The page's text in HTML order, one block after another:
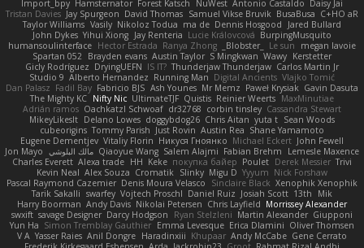
Import_bpy Hamsternator Forest Katsch NuWest Antonio Castaldo Daisy Jai
Tristan Davies Jay Spurgeon David Thomas Samuel Vikse Bruvik BusaBusa C+HO aR
Taylor Williams Vasily Nikoloz Todua ma de Dennis Hosgood
Jared Bullard
John Dykes Yihui Xiong Jay Renteria Lucie Královcová BurpingMusquito
humansoulinterface Hector Estrada Ranya Zhong _Blobster_ Le sun
megan lavoie
Spartan 052 Brayden evans Austin Taylor S Mingkwan Wawy Kerstetter
Gicly Rodríguez DryingUEFN IS IT? Thunderjaw Thunderjaw Carlos Martin Jr
Studio 9 Alberto Hernandez Running Man Digital Ancients Vlajko Tomić
Dan Palasz Fadil Bay Fabricio BJS Ash Younes Mr Memz Paweł Krysiak Gavin Dasuta
The Mighty KC Nifty Nic UltimateTJF Quistis Reinier Weerts MaxMinutiae
Adrián ramos Oachkatzl Schwoaf dr32768 corbin tinsley Cassandra Stewart
MikeyLikesIt Delano Lowes doggybdog26 Chris Aitan yuta t Sean Woods
cubeorigins Tommy Parish Just Rovin Austin Rea Shane Yamamoto
Eugene Dementjev Vitaliy Florin Никуся Гноянко Michael Eckert John Fewell
Jon Mayo مالك البلوشي Qiaoyue Wang Salem Alajmi Fabian Brehm
Lemesle Maxence
Charles Everett Alexa trade HH Keke покупка байер Poulet Derek Messier Trivi
Kevin Neal Alex Souza Cromatik Slinky Migu D Yyyum Nick Forshaw
Pascal Raymond Cazemier Denis Moura Velasco Sinclaire Black Xenophik Xenophik
Tarik Sakalli swarfey Vojtech Proschl Daniel Ruiz Josiah Scott 13th
Mik
Harry Boorman Andy Davis Nikolai Petersen Chris Layfield Morrissey Alexander
swxift savage Designer Darcy Hodgson Ryan Stelzleni Martin Alexander Giupponi
Yun Ha Simon Tremblay Gauthier Emma Levesque Erica Dlamini Oliver Thomsen
V A Yasser Raies Anil Dongre Haradinxiii Khupaar Andy McCabe Gene Cerrato